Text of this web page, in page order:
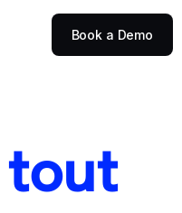
Book a Demo
tout